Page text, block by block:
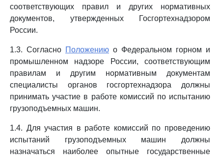
соответствующих правил и других нормативных
документов, утвержденных Госгортехнадзором
России.
1.3. Согласно Положению о Федеральном горном и
промышленном надзоре России, соответствующим
правилам и другим нормативным документам
специалисты органов госгортехнадзора должны
принимать участие в работе комиссий по испытанию
грузоподъемных машин.
1.4. Для участия в работе комиссий по проведению
испытаний грузоподъемных машин должны
назначаться наиболее опытные государственные